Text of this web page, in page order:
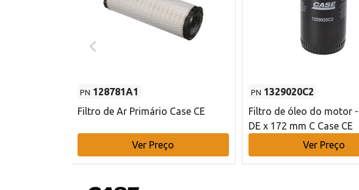
PN 128781A1
Filtro de Ar Primário Case CE
Ver Preço
PN 1329020C2
Filtro de óleo do motor
DE x 172 mm C Case CE
Ver Preço